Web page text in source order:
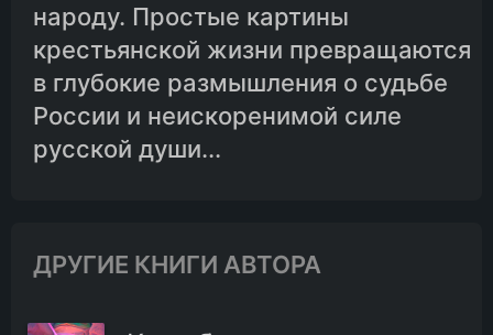
народу. Простые картины
крестьянской жизни превращаются
в глубокие размышления о судьбе
России и неискоренимой силе
русской души...
ДРУГИЕ КНИГИ АВТОРА